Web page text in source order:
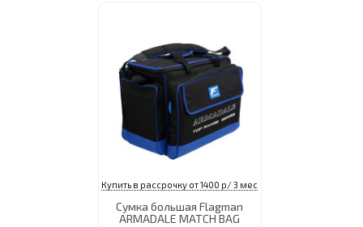
Купить в рассрочку от 1400 р/ 3 мес
Сумка большая Flagman
ARMADALE MATCH BAG